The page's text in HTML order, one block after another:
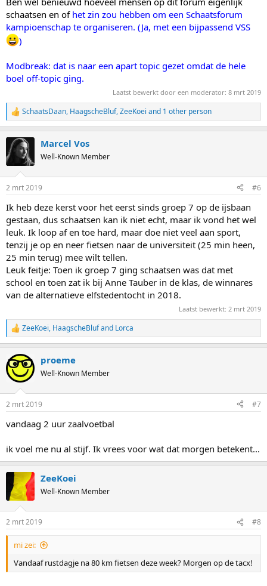
schaatsen en of het zin zou hebben om een Schaatsforum
kampioenschap te organiseren. (Ja, met een bijpassend VSS
)
Modbreak: dat is naar een apart topic gezet omdat de hele
boel off-topic ging.
Laatst bewerkt door een moderator: 8 mrt 2019
R
e
c
t
s
SchaatsDaan, HaagscheBluf,ZeeKoei and 1 other person
Marcel Vos
Well-Known Member
2 mrt 2019 #6
Ik heb deze kerst voor het eerst sinds groep 7 op de ijsbaan
gestaan, dus schaatsen kan ik niet echt, maar ik vond het wel
leuk. Ik loop af en toe hard, maar doe niet veel aan sport,
tenzij je op en neer fietsen naar de universiteit (25 min heen,
25 min terug) mee wilt tellen.
Leuk feitje: Toen ik groep 7 ging schaatsen was dat met
school en toen zat ik bij Anne Tauber in de klas, de winnares
van de alternatieve elfstedentocht in 2018.
Laatst bewerkt: 2 mrt 2019
R
e
c
t
i
s
ZeeKoei, HaagscheBlufand Lorca
proeme
Well-Known Member
2 mrt 2019 #7
vandaag 2 uur zaalvoetbal
ik voel me nu al stijf. Ik vrees voor wat dat morgen betekent...
ZeeKoei
Well-Known Member
2 mrt 2019 #8
mi zei:
Vandaaf rustdagje na 80 km fietsen deze week? Morgen op de tacx!